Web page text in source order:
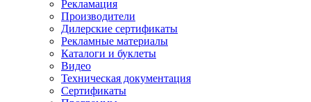
Рекламация
Производители
Дилерские сертификаты
Рекламные материалы
Каталоги и буклеты
Видео
Техническая документация
Сертификаты